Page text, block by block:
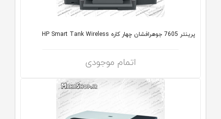
پرینتر 7605 جوهرافشان چهار کاره HP Smart Tank Wireless
اتمام موجودی